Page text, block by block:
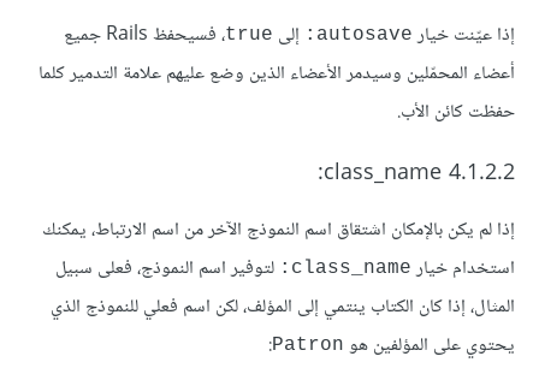
إذا عيّنت خيار autosave: إلى true
، فسيحفظ Rails جميع
أعضاء المحمّلين وسيدمر الأعضاء الذين وضع عليهم علامة التدمير كلما
حفظت كائن الأب.
4.1.2.2 class_name:
إذا لم يكن بالإمكان اشتقاق اسم النموذج الآخر من اسم الارتباط، يمكنك
استخدام خيار class_name:
لتوفير اسم النموذج، فعلى سبيل
المثال، إذا كان الكتاب ينتمي إلى المؤلف، لكن اسم فعلي للنموذج الذي
يحتوي على المؤلفين هو Patron
: